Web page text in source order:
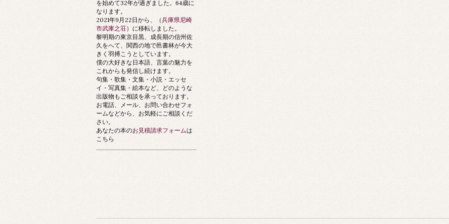
を始めて32年が過ぎました。64歳に
なります。
2021年9月22日から、（兵庫県尼崎
市武庫之荘）に移転しました。
黎明期の東京目黒、成長期の信州佐
久をへて、関西の地で邑書林が今大
きく羽搏こうとしています。
僕の大好きな日本語、言葉の魅力を
これからも発信し続けます。
句集・歌集・文集・小説・エッセ
イ・写真集・絵本など、どのような
出版物もご相談を承っております。
お電話、メール、お問い合わせフォ
ームなどから、お気軽にご相談くだ
さい。
あなたの本のお見積請求フォームは
こちら